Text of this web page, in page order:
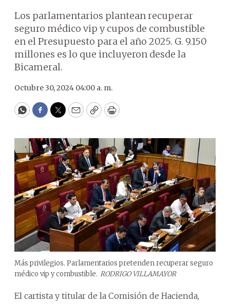
Los parlamentarios plantean recuperar
seguro médico vip y cupos de combustible
en el Presupuesto para el año 2025. G. 9.150
millones es lo que incluyeron desde la
Bicameral.
Octubre 30, 2024 04:00 a. m.
WhatsApp
Facebook
Twitter
EmailCopyPrint
Más privilegios. Parlamentarios pretenden recuperar seguro
médico vip y combustible. RODRIGO VILLAMAYOR
El cartista y titular de la Comisión de Hacienda,